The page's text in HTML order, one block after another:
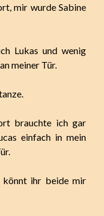
mir wurde Sabine
Lukas und wenig
meiner Tür.
brauchte ich gar
einfach in mein
könnt ihr beide mir